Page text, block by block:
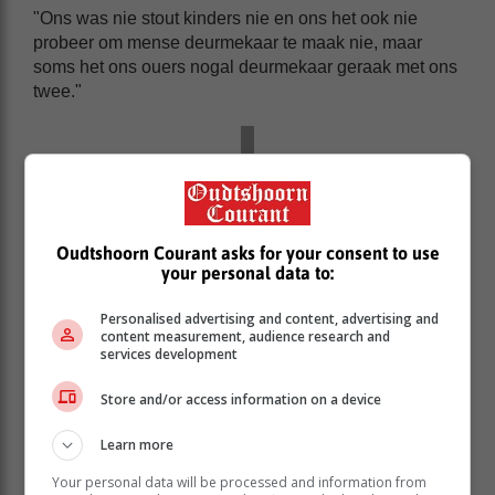
"Ons was nie stout kinders nie en ons het ook nie
probeer om mense deurmekaar te maak nie, maar
soms het ons ouers nogal deurmekaar geraak met ons
twee."
Volgens haar was die langste wat hulle uitmekaar was
die tyd toe Connie in die Kaap gewerk het, maar dit
Oudtshoorn Courant asks for your consent to use
your personal data to:
Personalised advertising and content, advertising and
content measurement, audience research and
services development
Store and/or access information on a device
Learn more
Your personal data will be processed and information from